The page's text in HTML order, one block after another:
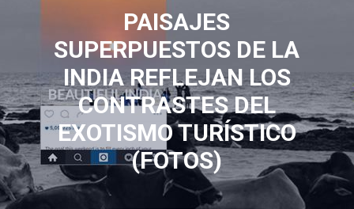
PAISAJES
SUPERPUESTOS DE LA
INDIA REFLEJAN LOS
CONTRASTES DEL
EXOTISMO TURÍSTICO
(FOTOS)